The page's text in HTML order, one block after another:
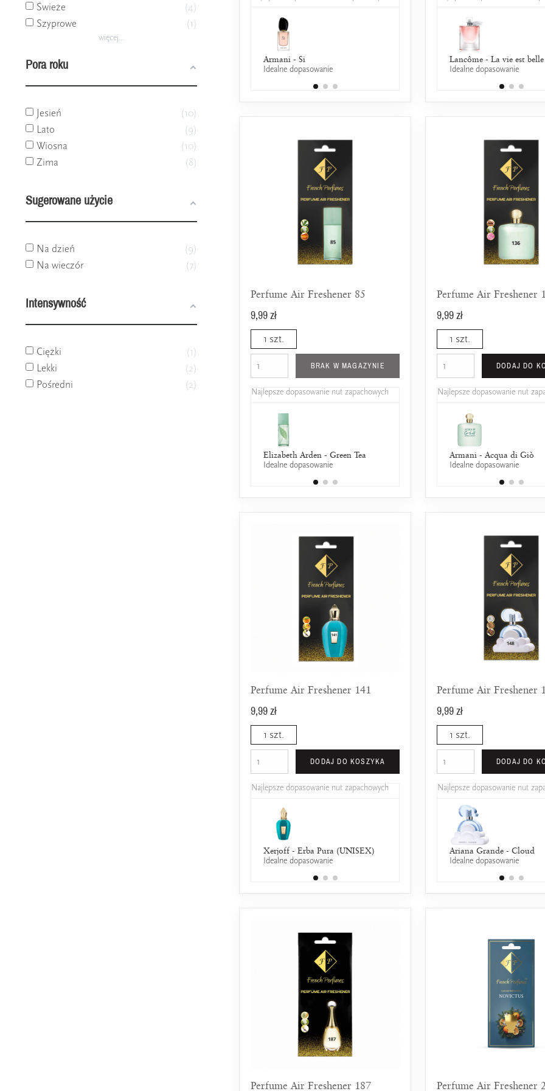
Świeże
4
Szyprowe
1
więcej...
Pora roku
Jesień
10
Lato
9
Wiosna
10
Zima
8
Sugerowane użycie
Na dzień
9
Na wieczór
7
Intensywność
Ciężki
1
Lekki
2
Pośredni
2
Armani - Si
Idealne dopasowanie
Lancôme - La Nuit Tresor a la
Lancôme - La vie est belle
Idealne dopasowanie
Perfume Air Freshener 85
9,99 zł
1 szt.
BRAK W MAGAZYNIE
Najlepsze dopasowanie nut zapachowych
Elizabeth Arden - Green Tea
Idealne dopasowanie
Davidoff - Cool Water Edt
25% wspólnych nut zapachowych
Perfume Air Freshener
9,99 zł
1 szt.
DODAJ DO
Najlepsze dopasowanie nut
Armani - Acqua di Giò
Idealne dopasowanie
Perfume Air Freshener 141
9,99 zł
1 szt.
DODAJ DO KOSZYKA
Najlepsze dopasowanie nut zapachowych
Xerjoff - Erba Pura (UNISEX)
Idealne dopasowanie
Chloé - L`Eau de Chloe EDT
25% wspólnych nut zapachowych
Perfume Air Freshener
9,99 zł
1 szt.
DODAJ DO
Najlepsze dopasowanie nut
Ariana Grande - Cloud
Idealne dopasowanie
Perfume Air Freshener 187 Perfume Air Freshener